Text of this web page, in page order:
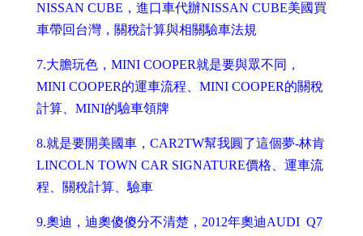
NISSAN CUBE，進口車代辦NISSAN CUBE美國買
車帶回台灣，關稅計算與相關驗車法規
7.大膽玩色，MINI COOPER就是要與眾不同，
MINI COOPER的運車流程、MINI COOPER的關稅
計算、MINI的驗車領牌
8.就是要開美國車，CAR2TW幫我圓了這個夢-林肯
LINCOLN TOWN CAR SIGNATURE價格、運車流
程、關稅計算、驗車
9.奧迪，迪奧傻傻分不清楚，2012年奧迪AUDI Q7